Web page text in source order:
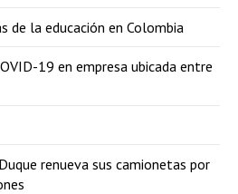
de la educación en Colombia
19 en empresa ubicada entre
renueva sus camionetas por